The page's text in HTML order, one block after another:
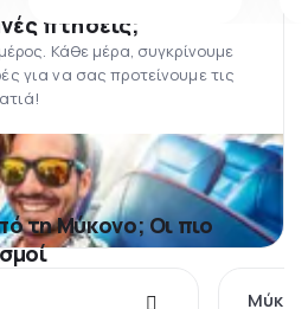
πτήσεις;
Κάθε μέρα, συγκρίνουμε
για να σας προτείνουμε τις
τη Μύκονο; Οι πιο